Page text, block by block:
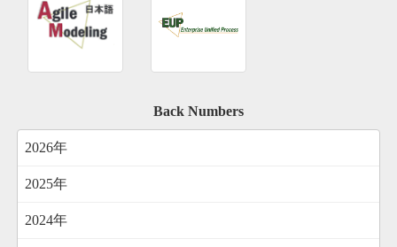
Back Numbers
2026年
2025年
2024年